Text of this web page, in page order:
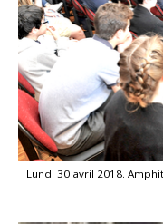
Lundi 30 avril 2018.